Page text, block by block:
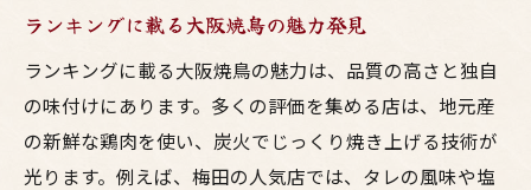
ランキングに載る大阪焼鳥の魅力発見
ランキングに載る大阪焼鳥の魅力は、品質の高さと独自
の味付けにあります。多くの評価を集める店は、地元産
の新鮮な鶏肉を使い、炭火でじっくり焼き上げる技術が
光ります。例えば、梅田の人気店では、タレの風味や塩